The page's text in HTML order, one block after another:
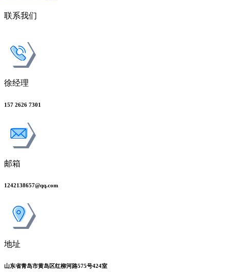
联系我们
徐经理
157 2626 7301
邮箱
1242138657@qq.com
地址
山东省青岛市黄岛区红柳河路575号424室